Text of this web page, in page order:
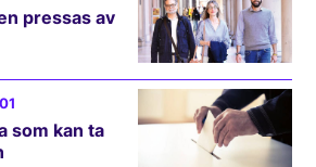
pressas av
som kan ta